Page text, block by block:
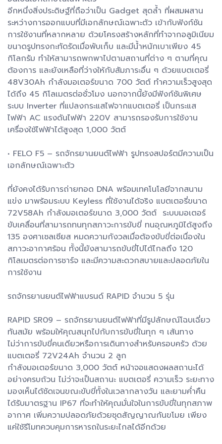
อีกหนึ่งสิ่งประดิษฐ์ที่ถือว่าเป็น Gadget สุดล้ำ ที่ผสมผสาน
ระหว่างการออกแบบที่มีเอกลักษณ์เฉพาะตัว เข้ากับฟังก์ชัน
การใช้งานที่หลากหลาย ด้วยโครงสร้างหลักที่ทำจากอลูมิเนียม
ขนาดรูปทรงกะทัดรัดเมื่อพับเก็บ และมีน้ำหนักเบาเพียง 45
กิโลกรัม ทำให้สามารถพกพาไปตามสถานที่ต่าง ๆ ตามที่คุณ
ต้องการ และยังเหลือที่ว่างให้กับสัมภาระอื่น ๆ ด้วยแบตเตอรี่
48V30Ah กำลังมอเตอร์ขนาด 700 วัตต์ ทำความเร็วสูงสุด
ได้ถึง 45 กิโลเมตรต่อชั่วโมง นอกจากนี้ยังมีฟังก์ชันพิเศษ
ระบบ Inverter ที่แปลงกระแสไฟจากแบตเตอรี่ เป็นกระแส
ไฟฟ้า AC แรงดันไฟฟ้า 220V สามารถรองรับการใช้งาน
เครื่องใช้ไฟฟ้าได้สูงสุด 1,000 วัตต์
• FELO F5 – รถจักรยานยนต์ไฟฟ้า รูปทรงสปอร์ตมีความเป็น
เอกลักษณ์เฉพาะตัว
ที่ยังคงได้รับการถ่ายทอด DNA พร้อมเทคโนโลยีจากสนาม
แข่ง มาพร้อมระบบ Keyless ที่ใช้งานได้จริง แบตเตอรี่ขนาด
72V58Ah กำลังมอเตอร์ขนาด 3,000 วัตต์ ระบบมอเตอร์
ขับเคลื่อนที่สามารถทนทุกสภาวะการขับขี่ ทนอุณหภูมิได้สูงถึง
135 องศาเซลเซียส หมดความกังวลเมื่อต้องขับขี่ต่อเนื่องใน
สภาวะอากาศร้อน ทั้งนี้ยังสามารถขับขี่ไปได้ไกลถึง 120
กิโลเมตรต่อการชาร์จ และมีความสะดวกสบายและปลอดภัยใน
การใช้งาน
รถจักรยานยนต์ไฟฟ้าแบรนด์ RAPID จำนวน 5 รุ่น
RAPID SR09 – รถจักรยานยนต์ไฟฟ้าที่มีรูปลักษณ์โฉบเฉี่ยว
ทันสมัย พร้อมให้คุณสนุกไปกับการขับขี่ในทุก ๆ เส้นทาง
ไม่ว่าการขับขี่คนเดียวหรือการเดินทางสำหรับครอบครัว ด้วย
แบตเตอรี่ 72V24Ah จำนวน 2 ลูก
กำลังมอเตอร์ขนาด 3,000 วัตต์ หน้าจอแสดงผลสถานะได้
อย่างครบถ้วน ไม่ว่าจะเป็นสถานะ แบตเตอรี่ ความเร็ว ระยะทาง
มองเห็นได้ชัดเจนขณะขับขี่ทั้งในเวลากลางวัน และยามค่ำคืน
ได้รับมาตรฐาน IP67 ที่จะทำให้คุณมั่นใจในการขับขี่ในทุกสภาพ
อากาศ เพิ่มความปลอดภัยด้วยชุดสัญญาณกันขโมย เพียง
แค่ใช้รีโมทควบคุมการหารถในระยะไกลได้อีกด้วย